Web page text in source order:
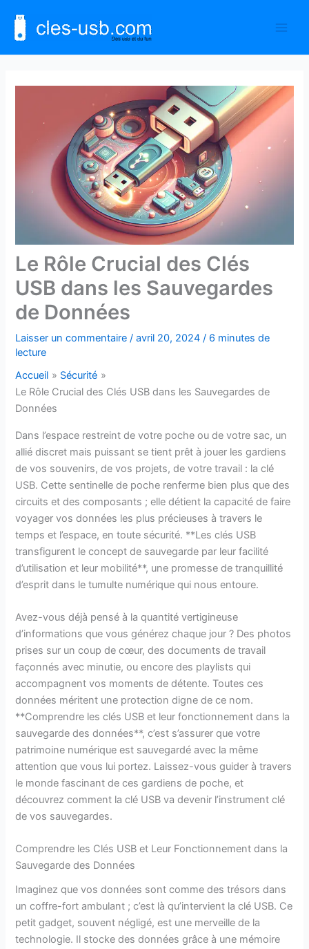
contenu
Le Rôle Crucial des Clés
USB dans les Sauvegardes
de Données
Laisser un commentaire /avril 20, 2024/ 6 minutes de
lecture
Accueil
Sécurité
Le Rôle Crucial des Clés USB dans les Sauvegardes de
Données
Dans l’espace restreint de votre poche ou de votre sac, un
allié discret mais puissant se tient prêt à jouer les gardiens
de vos souvenirs, de vos projets, de votre travail : la clé
USB. Cette sentinelle de poche renferme bien plus que des
circuits et des composants ; elle détient la capacité de faire
voyager vos données les plus précieuses à travers le
temps et l’espace, en toute sécurité. **Les clés USB
transfigurent le concept de sauvegarde par leur facilité
d’utilisation et leur mobilité**, une promesse de tranquillité
d’esprit dans le tumulte numérique qui nous entoure.
Avez-vous déjà pensé à la quantité vertigineuse
d’informations que vous générez chaque jour ? Des photos
prises sur un coup de cœur, des documents de travail
façonnés avec minutie, ou encore des playlists qui
accompagnent vos moments de détente. Toutes ces
données méritent une protection digne de ce nom.
**Comprendre les clés USB et leur fonctionnement dans la
sauvegarde des données**, c’est s’assurer que votre
patrimoine numérique est sauvegardé avec la même
attention que vous lui portez. Laissez-vous guider à travers
le monde fascinant de ces gardiens de poche, et
découvrez comment la clé USB va devenir l’instrument clé
de vos sauvegardes.
Comprendre les Clés USB et Leur Fonctionnement dans la
Sauvegarde des Données
Imaginez que vos données sont comme des trésors dans
un coffre-fort ambulant ; c’est là qu’intervient la clé USB. Ce
petit gadget, souvent négligé, est une merveille de la
technologie. Il stocke des données grâce à une mémoire